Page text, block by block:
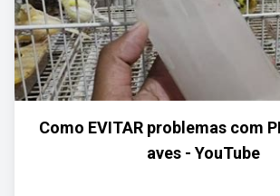
Como EVITAR problemas com
aves - YouTube